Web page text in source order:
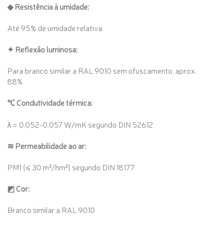
◆ Resistência à umidade:
Até 95% de umidade relativa
✦ Reflexão luminosa:
Para branco similar a RAL 9010 sem ofuscamento, aprox.
88%
℃ Condutividade térmica:
λ = 0,052-0,057 W/mK segundo DIN 52612
≋ Permeabilidade ao ar:
PM1 (≤ 30 m³/hm²) segundo DIN 18177
◩ Cor:
Branco similar a RAL 9010